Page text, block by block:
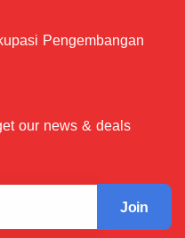
Pengembangan
our news & deals